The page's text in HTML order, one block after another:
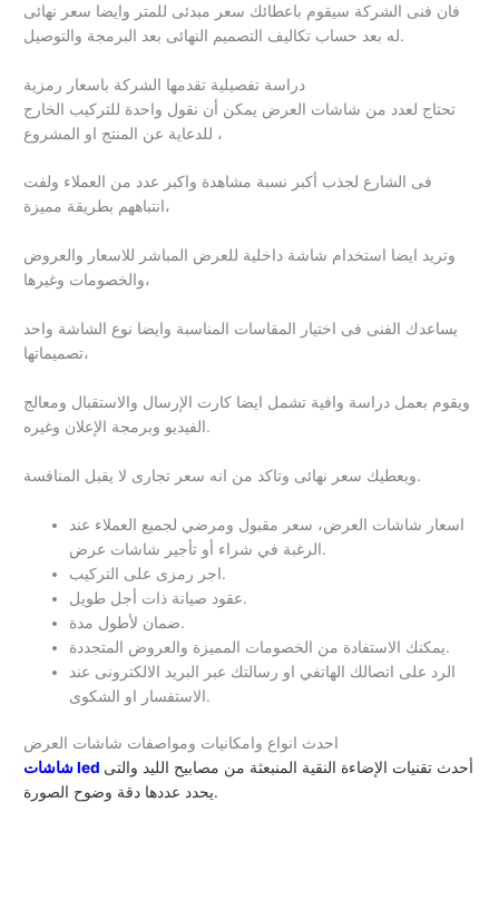
فان فنى الشركة سيقوم باعطائك سعر مبدئى للمتر وايضا سعر نهائى
له بعد حساب تكاليف التصميم النهائى بعد البرمجة والتوصيل.
دراسة تفصيلية تقدمها الشركة باسعار رمزية
تحتاج لعدد من شاشات العرض يمكن أن نقول واحدة للتركيب الخارج
للدعاية عن المنتج او المشروع ،
فى الشارع لجذب أكبر نسبة مشاهدة واكبر عدد من العملاء ولفت
انتباههم بطريقة مميزة،
وتريد ايضا استخدام شاشة داخلية للعرض المباشر للاسعار والعروض
والخصومات وغيرها،
يساعدك الفنى فى اختيار المقاسات المناسبة وايضا نوع الشاشة واحد
تصميماتها،
ويقوم بعمل دراسة وافية تشمل ايضا كارت الإرسال والاستقبال ومعالج
الفيديو وبرمجة الإعلان وغيره.
ويعطيك سعر نهائى وتاكد من انه سعر تجارى لا يقبل المنافسة.
اسعار شاشات العرض، سعر مقبول ومرضي لجميع العملاء عند
الرغبة في شراء أو تأجير شاشات عرض.
اجر رمزى على التركيب.
عقود صيانة ذات أجل طويل.
ضمان لأطول مدة.
يمكنك الاستفادة من الخصومات المميزة والعروض المتجددة.
الرد على اتصالك الهاتفي او رسالتك عبر البريد الالكترونى عند
الاستفسار او الشكوى.
احدث انواع وامكانيات ومواصفات شاشات العرض
شاشات led
أحدث تقنيات الإضاءة النقية المنبعثة من مصابيح الليد والتى
يحدد عددها دقة وضوح الصورة.